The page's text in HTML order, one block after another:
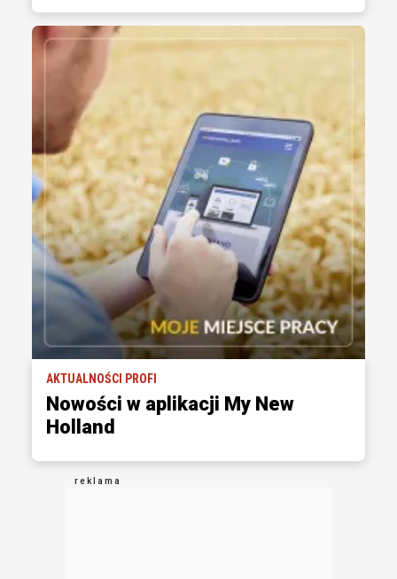
AKTUALNOŚCI PROFI
Nowości w aplikacji My New
Holland